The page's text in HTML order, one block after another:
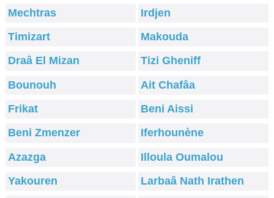
Mechtras
Irdjen
Timizart
Makouda
Draâ El Mizan
Tizi Gheniff
Bounouh
Ait Chafâa
Frikat
Beni Aissi
Beni Zmenzer
Iferhounène
Azazga
Illoula Oumalou
Yakouren
Larbaâ Nath Irathen